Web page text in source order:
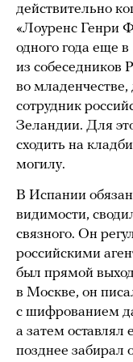
действительно
«Лоуренс Генри
одного года еще
из собеседников
во
сотрудник
Зеландии. Для
сходить на
могилу.
В Испании
видимости,
связного. Он
российскими
был прямой
в Москве, он
с шифрованием
а затем
позднее забирал